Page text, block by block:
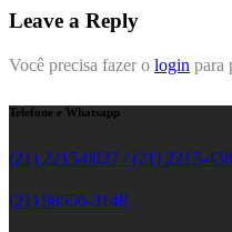
Leave a Reply
Você precisa fazer o login para
Telefone e Whatsapp
(21) 2215-0027 / (21) 2215-
(21) 98556-3148